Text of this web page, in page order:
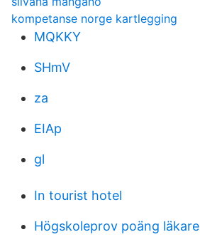
kompetanse norge kartlegging
MQKKY
SHmV
za
EIAp
gl
In tourist hotel
Högskoleprov poäng läkare